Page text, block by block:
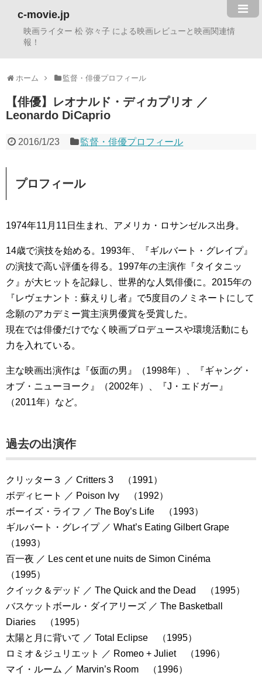
c-movie.jp
映画ライター 松 弥々子 による映画レビューと映画関連情
報！
ホーム 監督・俳優プロフィール
【俳優】レオナルド・ディカプリオ ／
Leonardo DiCaprio
2016/1/23 監督・俳優プロフィール
プロフィール
1974年11月11日生まれ、アメリカ・ロサンゼルス出身。
14歳で演技を始める。1993年、『ギルバート・グレイプ』
の演技で高い評価を得る。1997年の主演作『タイタニッ
ク』が大ヒットを記録し、世界的な人気俳優に。2015年の
『レヴェナント：蘇えりし者』で5度目のノミネートにして
念願のアカデミー賞主演男優賞を受賞した。
現在では俳優だけでなく映画プロデュースや環境活動にも
力を入れている。
主な映画出演作は『仮面の男』（1998年）、『ギャング・
オブ・ニューヨーク』（2002年）、『J・エドガー』
（2011年）など。
過去の出演作
クリッター３ ／ Critters 3 （1991）
ボディヒート ／ Poison Ivy （1992）
ボーイズ・ライフ ／ The Boy’s Life （1993）
ギルバート・グレイプ ／ What’s Eating Gilbert Grape
（1993）
百一夜 ／ Les cent et une nuits de Simon Cinéma
（1995）
クイック＆デッド ／ The Quick and the Dead （1995）
バスケットボール・ダイアリーズ ／ The Basketball
Diaries （1995）
太陽と月に背いて ／ Total Eclipse （1995）
ロミオ＆ジュリエット ／ Romeo + Juliet （1996）
マイ・ルーム ／ Marvin’s Room （1996）